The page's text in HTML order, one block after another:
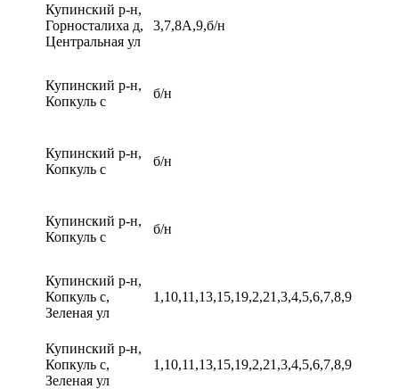
Купинский р-н,
Горносталиха д,
Центральная ул
3,7,8А,9,б/н
Купинский р-н,
Копкуль с
б/н
Купинский р-н,
Копкуль с
б/н
Купинский р-н,
Копкуль с
б/н
Купинский р-н,
Копкуль с,
Зеленая ул
1,10,11,13,15,19,2,21,3,4,5,6,7,8,9
Купинский р-н,
Копкуль с,
Зеленая ул
1,10,11,13,15,19,2,21,3,4,5,6,7,8,9